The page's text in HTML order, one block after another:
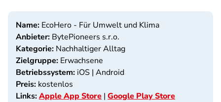
Name: EcoHero - Für Umwelt und Klima
Anbieter: BytePioneers s.r.o.
Kategorie: Nachhaltiger Alltag
Zielgruppe: Erwachsene
Betriebssystem: iOS | Android
Preis: kostenlos
Links:Apple App Store | Google Play Store